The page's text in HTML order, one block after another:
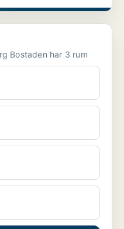
Lägenhet att hyra i Falkenberg Bostaden har 3 rum